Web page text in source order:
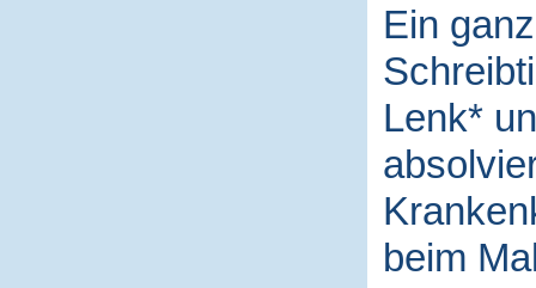
Ein
Lenk*
beim